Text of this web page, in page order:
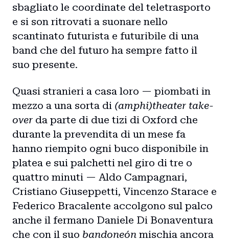
sbagliato le coordinate del teletrasporto
e si son ritrovati a suonare nello
scantinato futurista e futuribile di una
band che del futuro ha sempre fatto il
suo presente.
Quasi stranieri a casa loro — piombati in
mezzo a una sorta di (amphi)theater take-
over da parte di due tizi di Oxford che
durante la prevendita di un mese fa
hanno riempito ogni buco disponibile in
platea e sui palchetti nel giro di tre o
quattro minuti — Aldo Campagnari,
Cristiano Giuseppetti, Vincenzo Starace e
Federico Bracalente accolgono sul palco
anche il fermano Daniele Di Bonaventura
che con il suo bandoneón mischia ancora